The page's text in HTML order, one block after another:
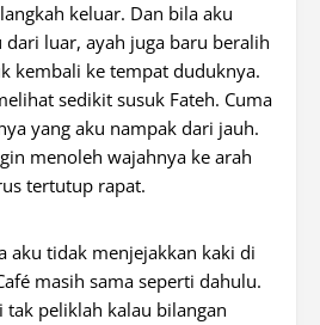
keluar. Dan bila aku
luar, ayah juga baru beralih
kembali ke tempat duduknya.
sedikit susuk Fateh. Cuma
yang aku nampak dari jauh.
menoleh wajahnya ke arah
tertutup rapat.
aku tidak menjejakkan kaki di
Café masih sama seperti dahulu.
tak peliklah kalau bilangan